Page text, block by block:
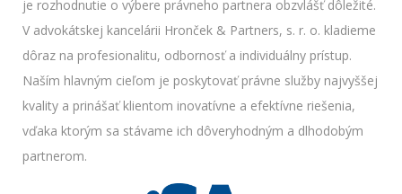
je rozhodnutie o výbere právneho partnera obzvlášť dôležité.
V advokátskej kancelárii Hronček & Partners, s. r. o. kladieme
dôraz na profesionalitu, odbornosť a individuálny prístup.
Naším hlavným cieľom je poskytovať právne služby najvyššej
kvality a prinášať klientom inovatívne a efektívne riešenia,
vďaka ktorým sa stávame ich dôveryhodným a dlhodobým
partnerom.